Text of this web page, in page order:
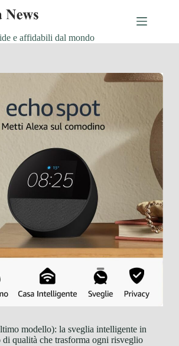
e affidabili dal mondo
modello): la sveglia intelligente in
qualità che trasforma ogni risveglio